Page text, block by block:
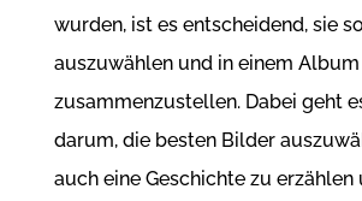
wurden, ist es entscheidend, sie
auszuwählen und in einem Album
zusammenzustellen. Dabei geht
darum, die besten Bilder
auch eine Geschichte zu erzählen